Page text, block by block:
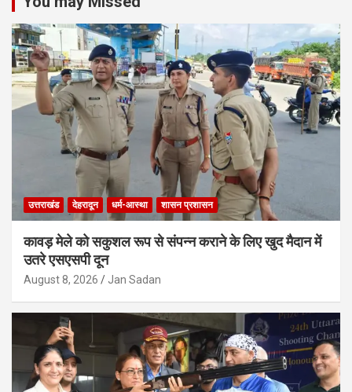
उत्तराखंड देहरादून धर्म-आस्था शासन प्रशासन
कावड़ मेले को सकुशल रूप से संपन्न कराने के लिए खुद मैदान में
उतरे एसएसपी दून
August 8, 2026 Jan Sadan